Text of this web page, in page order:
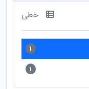
خطی
1
1